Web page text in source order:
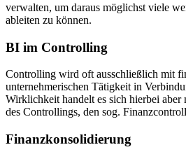
verwalten, um daraus möglichst viele
ableiten zu können.
BI im Controlling
Controlling wird oft ausschließlich mit
unternehmerischen Tätigkeit in
Wirklichkeit handelt es sich hierbei aber
des Controllings, den sog.
Finanzkonsolidierung